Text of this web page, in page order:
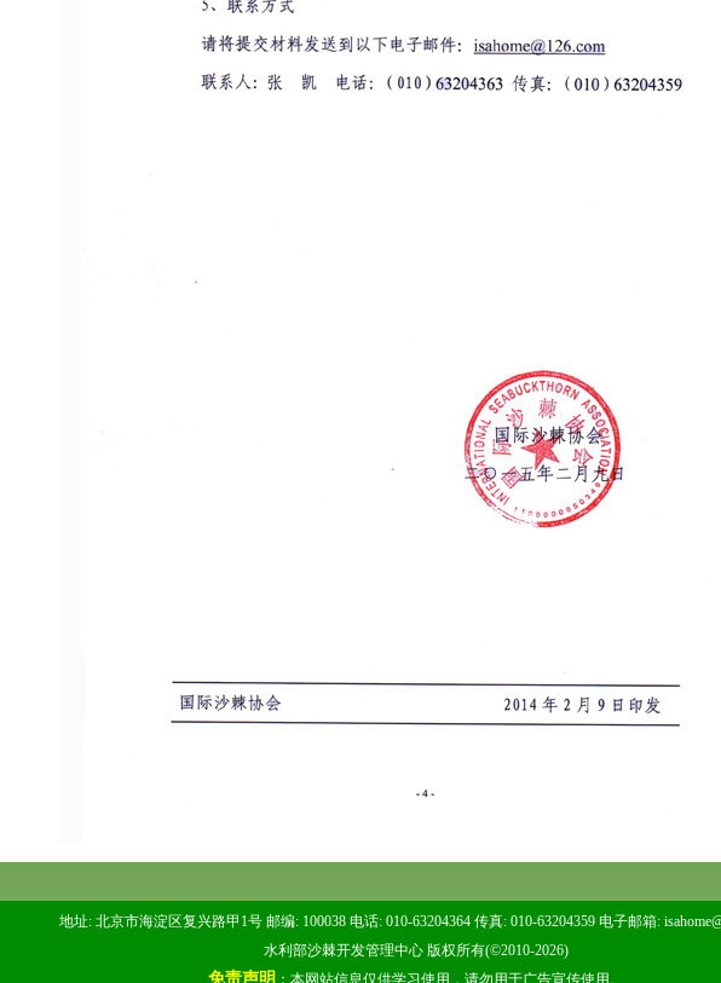
地址: 北京市海淀区复兴路甲1号 邮编: 100038 电话: 010-63204364 传真: 010-63204359 电子邮箱:
水利部沙棘开发管理中心 版权所有(©2010-2026)
免责声明 ：本网站信息仅供学习使用，请勿用于广告宣传使用。